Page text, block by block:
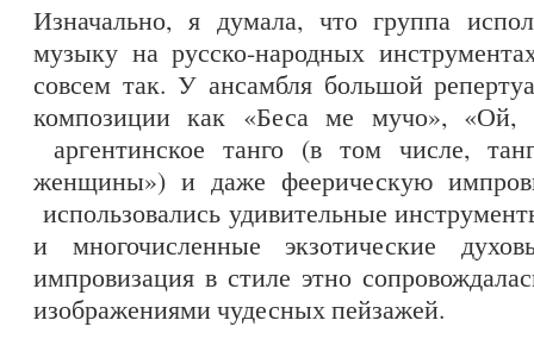
Изначально, я думала, что группа
музыку на русско-народных
совсем так. У ансамбля большой
композиции как «Беса ме мучо», «Ой,
аргентинское танго (в том числе,
женщины») и даже феерическую
использовались удивительные
и многочисленные экзотические
импровизация в стиле этно
изображениями чудесных пейзажей.